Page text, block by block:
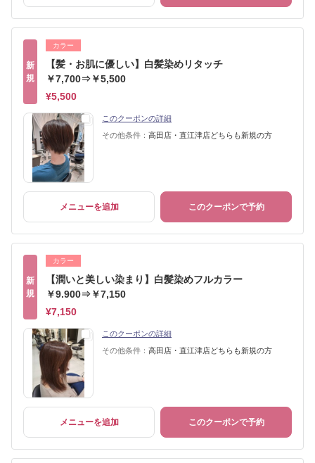
新
規
カラー
【髪・お肌に優しい】白髪染めリタッチ
￥7,700⇒￥5,500
¥5,500
このクーポンの詳細
その他条件： 高田店・直江津店どちらも新規の方
メニューを追加 このクーポンで予約
新
規
カラー
【潤いと美しい染まり】白髪染めフルカラー
￥9.900⇒￥7,150
¥7,150
このクーポンの詳細
その他条件： 高田店・直江津店どちらも新規の方
メニューを追加 このクーポンで予約